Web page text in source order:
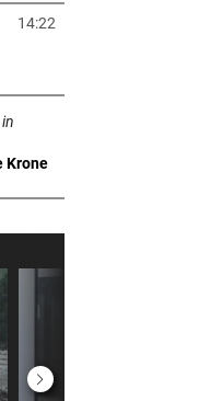
Stunde
Stunde
Stunde
14:22
öffnen
Krone